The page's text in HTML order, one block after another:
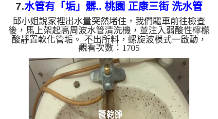
7.水管有「垢」髒.. 桃園 正康三街 洗水管
邱小姐說家裡出水量突然堵住，我們驅車前往檢查
後，馬上架起高周波水管清洗機，並注入弱酸性檸檬
酸靜置軟化管垢。 不出所料，螺旋波模式一啟動，
管路瞬間噴出髒水，一下變成「泥水」，滿滿的戰利
品！這就是長年累積在管壁的泥沙與鐵鏽。經過兩個
小時的奮鬥，出水變乾淨熱水出水量也恢復了。 為
什麼水管需要定期「大掃除」？ 管壁髒汙靠一般水
壓難以清除，不同的水質也會產生不同的「色彩反
應」： 咖啡色（鐵鏽/泥沙）： 常見於自來水管線老
化。 石油黑（氧化錳）： 抽取地下水常見的黑色管
垢。 ...
觀看次數：1705